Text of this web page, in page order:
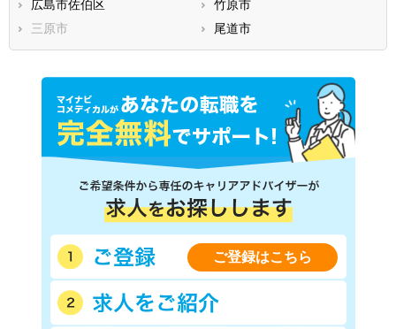
広島市佐伯区
竹原市
三原市
尾道市
ご登録はこちら